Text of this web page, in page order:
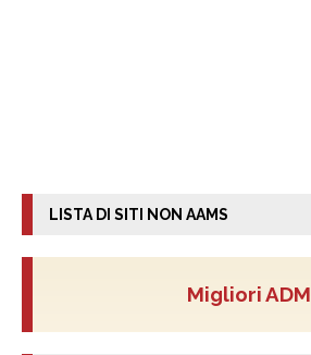
LISTA DI SITI NON AAMS
Migliori ADM